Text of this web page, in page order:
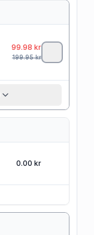
99.98 kr
199.95kr
0.00 kr